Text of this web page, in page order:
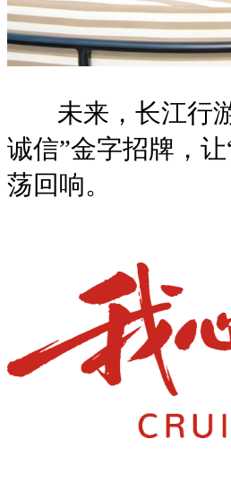
未来，长江行游
诚信”金字招牌，
荡回响。